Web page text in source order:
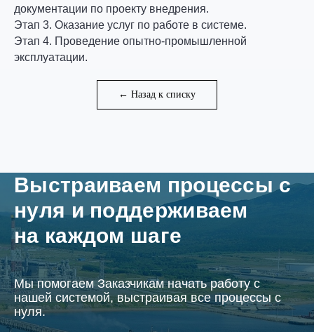
документации по проекту внедрения.
Этап 3. Оказание услуг по работе в системе.
Этап 4. Проведение опытно-промышленной
эксплуатации.
← Назад к списку
Выстраиваем процессы с
нуля и поддерживаем
на каждом шаге
Мы помогаем Заказчикам начать работу с
нашей системой, выстраивая все процессы с
нуля.